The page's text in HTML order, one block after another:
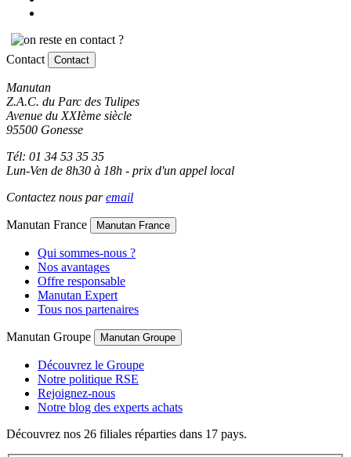
Contact Contact
Manutan
Z.A.C. du Parc des Tulipes
Avenue du XXIème siècle
95500 Gonesse
Tél: 01 34 53 35 35
Lun-Ven de 8h30 à 18h - prix d'un appel local
Contactez nous paremail
Manutan France Manutan France
Qui sommes-nous ?
Nos avantages
Offre responsable
Manutan Expert
Tous nos partenaires
Manutan Groupe Manutan Groupe
Découvrez le Groupe
Notre politique RSE
Rejoignez-nous
Notre blog des experts achats
Découvrez nos 26 filiales réparties dans 17 pays.